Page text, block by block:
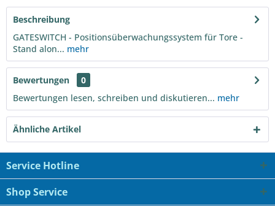
Beschreibung
GATESWITCH - Positionsüberwachungssystem für Tore -
Stand alon... mehr
Bewertungen
0
Bewertungen lesen, schreiben und diskutieren... mehr
Ähnliche Artikel
Service Hotline
Shop Service